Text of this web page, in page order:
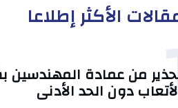
الأكثر إطلاعا
من عمادة المهندسين
دون الحد الأدنى